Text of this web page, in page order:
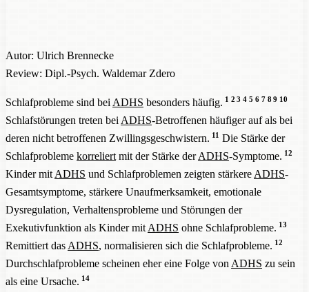
Autor: Ulrich Brennecke
Review: Dipl.-Psych. Waldemar Zdero
Schlafprobleme sind bei ADHS besonders häufig. 1 2 3 4 5 6 7 8 9 10
Schlafstörungen treten bei ADHS-Betroffenen häufiger auf als bei
deren nicht betroffenen Zwillingsgeschwistern. 11 Die Stärke der
Schlafprobleme korreliert mit der Stärke derADHS-Symptome. 12
Kinder mit ADHS und Schlafproblemen zeigten stärkere ADHS-
Gesamtsymptome, stärkere Unaufmerksamkeit, emotionale
Dysregulation, Verhaltensprobleme und Störungen der
Exekutivfunktion als Kinder mit ADHS ohne Schlafprobleme. 13
Remittiert das ADHS, normalisieren sich die Schlafprobleme. 12
Durchschlafprobleme scheinen eher eine Folge von ADHS zu sein
als eine Ursache. 14